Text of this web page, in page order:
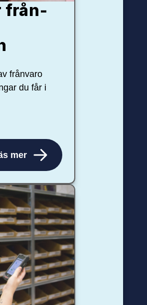
från­
frånvaro
du får i
mer